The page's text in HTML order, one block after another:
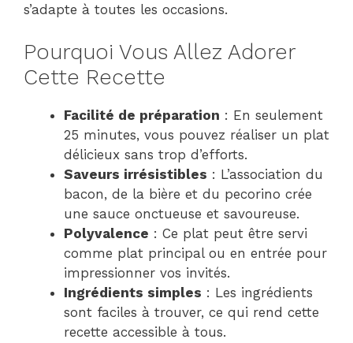
s’adapte à toutes les occasions.
Pourquoi Vous Allez Adorer
Cette Recette
Facilité de préparation : En seulement
25 minutes, vous pouvez réaliser un plat
délicieux sans trop d’efforts.
Saveurs irrésistibles : L’association du
bacon, de la bière et du pecorino crée
une sauce onctueuse et savoureuse.
Polyvalence : Ce plat peut être servi
comme plat principal ou en entrée pour
impressionner vos invités.
Ingrédients simples : Les ingrédients
sont faciles à trouver, ce qui rend cette
recette accessible à tous.